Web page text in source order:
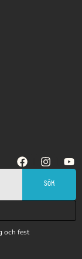
SÖK
och fest